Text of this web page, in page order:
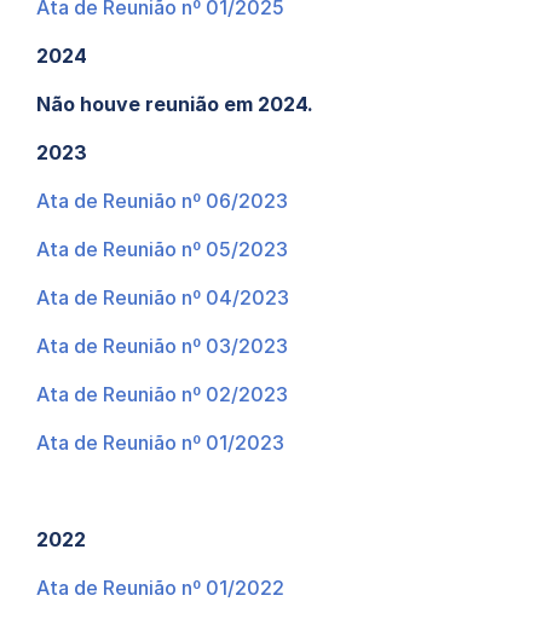
Ata de Reunião nº 01/2025
2024
Não houve reunião em 2024.
2023
Ata de Reunião nº 06/2023
Ata de Reunião nº 05/2023
Ata de Reunião nº 04/2023
Ata de Reunião nº 03/2023
Ata de Reunião nº 02/2023
Ata de Reunião nº 01/2023
2022
Ata de Reunião nº 01/2022